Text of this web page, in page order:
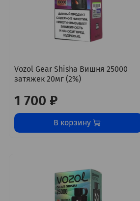
Vozol Gear Shisha Вишня 25000
затяжек 20мг (2%)
1 700 ₽
В корзину